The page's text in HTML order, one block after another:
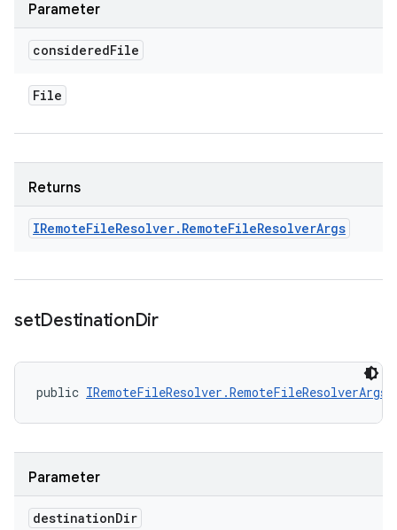
Parameter
consideredFile
File
Returns
IRemoteFileResolver. RemoteFileResolverArgs
setDestinationDir
public IRemoteFileResolver.RemoteFileResolverArgs
Parameter
destinationDir